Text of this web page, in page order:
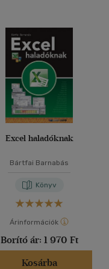
Excel haladóknak
Bártfai Barnabás
Könyv
Árinformációk
Borító ár: 1 970 Ft
Kosárba